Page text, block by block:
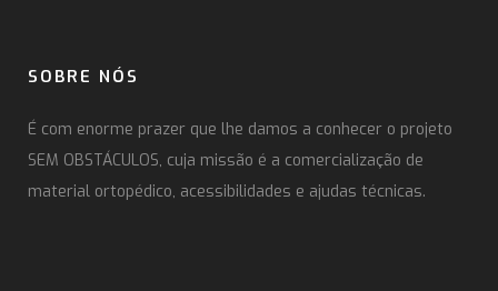
SOBRE NÓS
É com enorme prazer que lhe damos a conhecer o projeto
SEM OBSTÁCULOS, cuja missão é a comercialização de
material ortopédico, acessibilidades e ajudas técnicas.